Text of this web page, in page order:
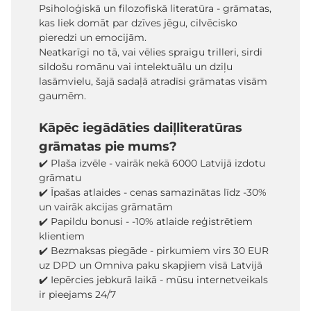
Psiholoģiskā un filozofiskā literatūra - grāmatas,
kas liek domāt par dzīves jēgu, cilvēcisko
pieredzi un emocijām.
Neatkarīgi no tā, vai vēlies spraigu trilleri, sirdi
sildošu romānu vai intelektuālu un dziļu
lasāmvielu, šajā sadaļā atradīsi grāmatas visām
gaumēm.
Kāpēc iegādāties daiļliteratūras
grāmatas pie mums?
✔️ Plaša izvēle - vairāk nekā 6000 Latvijā izdotu
grāmatu
✔️ Īpašas atlaides - cenas samazinātas līdz -30%
un vairāk akcijas grāmatām
✔️ Papildu bonusi - -10% atlaide reģistrētiem
klientiem
✔️ Bezmaksas piegāde - pirkumiem virs 30 EUR
uz DPD un Omniva paku skapjiem visā Latvijā
✔️ Iepērcies jebkurā laikā - mūsu internetveikals
ir pieejams 24/7